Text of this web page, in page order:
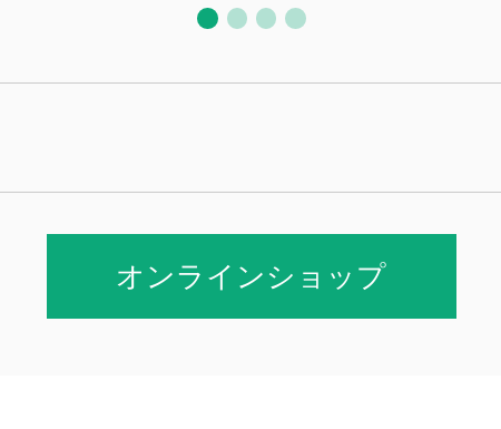
オンラインショップ